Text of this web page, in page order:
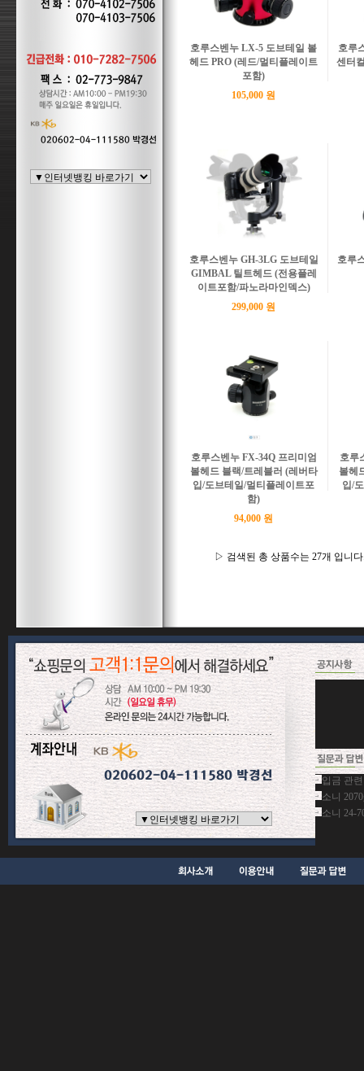
호루스벤누 LX-5 도브테일 볼
헤드 PRO (레드/멀티플레이트
포함)
105,000 원
호루
센터
호루스벤누 GH-3LG 도브테일
GIMBAL 틸트헤드 (전용플레
이트포함/파노라마인덱스)
299,000 원
호루
호루스벤누 FX-34Q 프리미엄
볼헤드 블랙/트레블러 (레버타
입/도브테일/멀티플레이트포
함)
94,000 원
호루
볼헤
입/
▷ 검색된 총 상품수는 27개 입니
입금 관련
소니
소니 24-